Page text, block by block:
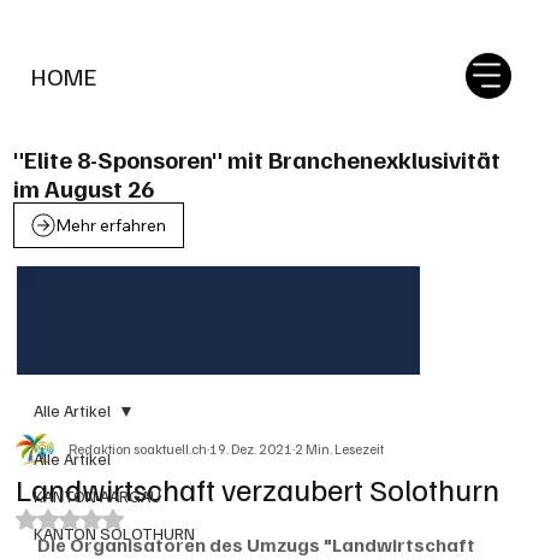
HOME
"Elite 8-Sponsoren" mit Branchenexklusivität
im August 26
Mehr erfahren
Alle Artikel
KANTON AARGAU
KANTON SOLOTHURN
Alle Artikel
Landwirtschaft verzaubert Solothurn
Redaktion soaktuell.ch19. Dez. 20212 Min. Lesezeit
Mit NaN von 5 Sternen bewertet.
Die Organisatoren des Umzugs "Landwirtschaft